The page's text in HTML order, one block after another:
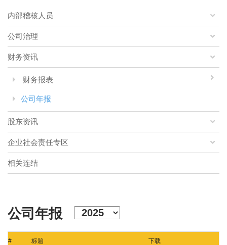
内部稽核人员
公司治理
财务资讯
财务报表
公司年报
股东资讯
企业社会责任专区
相关连结
公司年报
# 标题 下载